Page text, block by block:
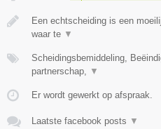
Een echtscheiding is een
waar te ▼
Scheidingsbemiddeling,
partnerschap,
▼
Er wordt gewerkt op afspraak.
Laatste facebook posts ▼